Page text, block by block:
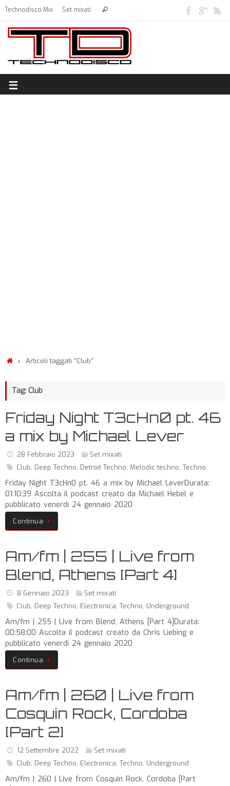
Technodisco Mix Set mixati
Articoli taggati "Club"
Tag: Club
Friday Night T3cHn0 pt. 46
a mix by Michael Lever
28 Febbraio 2023
Set mixati
Club, Deep Techno, Detroit Techno, Melodic techno, Techno
Friday Night T3cHn0 pt. 46 a mix by Michael LeverDurata:
01:10:39 Ascolta il podcast creato da Michael Hebel e
pubblicato venerdì 24 gennaio 2020
Continua
Am/fm | 255 | Live from
Blend, Athens [Part 4]
8 Gennaio 2023
Set mixati
Club, Deep Techno, Electronica, Techno, Underground
Am/fm | 255 | Live from Blend, Athens [Part 4]Durata:
00:58:00 Ascolta il podcast creato da Chris Liebing e
pubblicato venerdì 24 gennaio 2020
Continua
Am/fm | 260 | Live from
Cosquin Rock, Cordoba
[Part 2]
12 Settembre 2022
Set mixati
Club, Deep Techno, Electronica, Techno, Underground
Am/fm | 260 | Live from Cosquin Rock, Cordoba [Part